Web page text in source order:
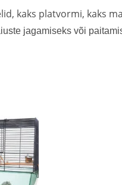
kaks platvormi, kaks
jagamiseks või